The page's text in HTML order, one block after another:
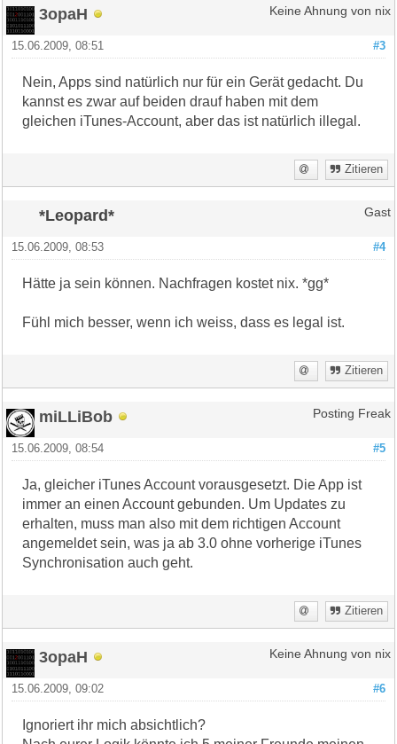
3opaH Keine Ahnung von nix
#3
15.06.2009, 08:51
Nein, Apps sind natürlich nur für ein Gerät gedacht. Du
kannst es zwar auf beiden drauf haben mit dem
gleichen iTunes-Account, aber das ist natürlich illegal.
Zitieren
*Leopard* Gast
#4
15.06.2009, 08:53
Hätte ja sein können. Nachfragen kostet nix. *gg*
Fühl mich besser, wenn ich weiss, dass es legal ist.
Zitieren
miLLiBob Posting Freak
#5
15.06.2009, 08:54
Ja, gleicher iTunes Account vorausgesetzt. Die App ist
immer an einen Account gebunden. Um Updates zu
erhalten, muss man also mit dem richtigen Account
angemeldet sein, was ja ab 3.0 ohne vorherige iTunes
Synchronisation auch geht.
Zitieren
3opaH Keine Ahnung von nix
#6
15.06.2009, 09:02
Ignoriert ihr mich absichtlich?